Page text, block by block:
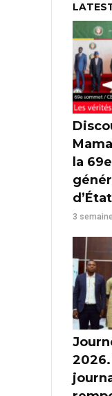
la
3